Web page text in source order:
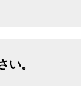
い。